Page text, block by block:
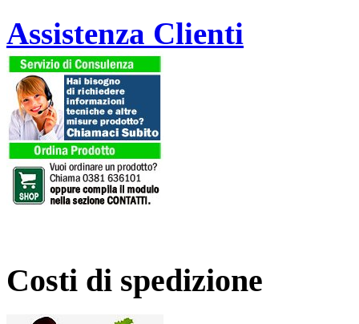
Assistenza Clienti
Costi di spedizione